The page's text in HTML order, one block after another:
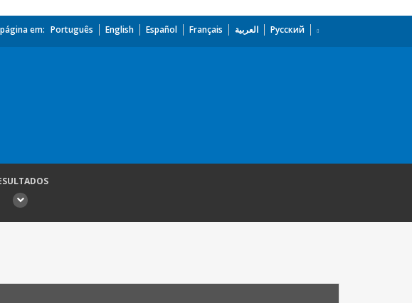
em: Português English Español Français العربية Русский